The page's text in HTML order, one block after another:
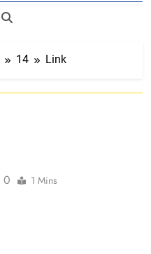
14 Link
0 1 Mins